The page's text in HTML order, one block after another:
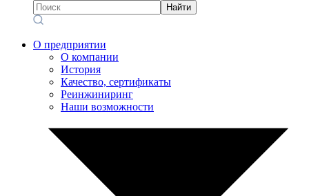
Найти
О предприятии
О компании
История
Качество, сертификаты
Реинжиниринг
Наши возможности